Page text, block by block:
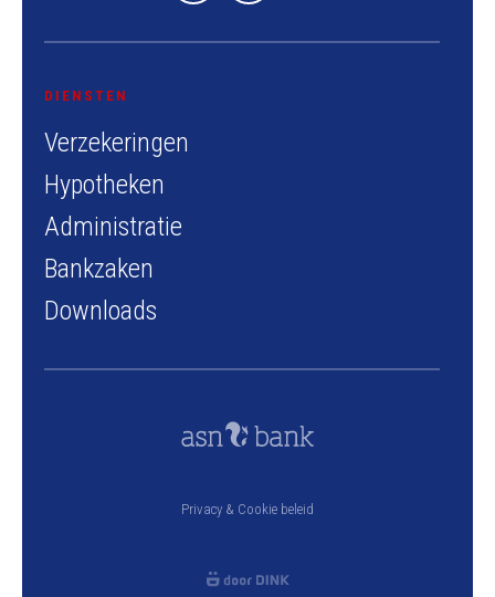
DIENSTEN
Verzekeringen
Hypotheken
Administratie
Bankzaken
Downloads
Privacy & Cookie beleid